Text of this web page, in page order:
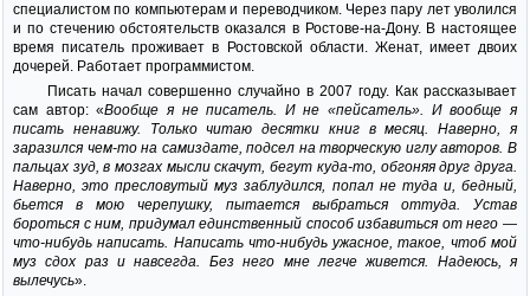
специалистом по компьютерам и переводчиком. Через пару лет уволился
и по стечению обстоятельств оказался в Ростове-на-Дону. В настоящее
время писатель проживает в Ростовской области. Женат, имеет двоих
дочерей. Работает программистом.
Писать начал совершенно случайно в 2007 году. Как рассказывает
сам автор: «Вообще я не писатель. И не «пейсатель». И вообще я
писать ненавижу. Только читаю десятки книг в месяц. Наверно, я
заразился чем-то на самиздате, подсел на творческую иглу авторов. В
пальцах зуд, в мозгах мысли скачут, бегут куда-то, обгоняя друг друга.
Наверно, это пресловутый муз заблудился, попал не туда и, бедный,
бьется в мою черепушку, пытается выбраться оттуда. Устав
бороться с ним, придумал единственный способ избавиться от него —
что-нибудь написать. Написать что-нибудь ужасное, такое, чтоб мой
муз сдох раз и навсегда. Без него мне легче живется. Надеюсь, я
вылечусь».